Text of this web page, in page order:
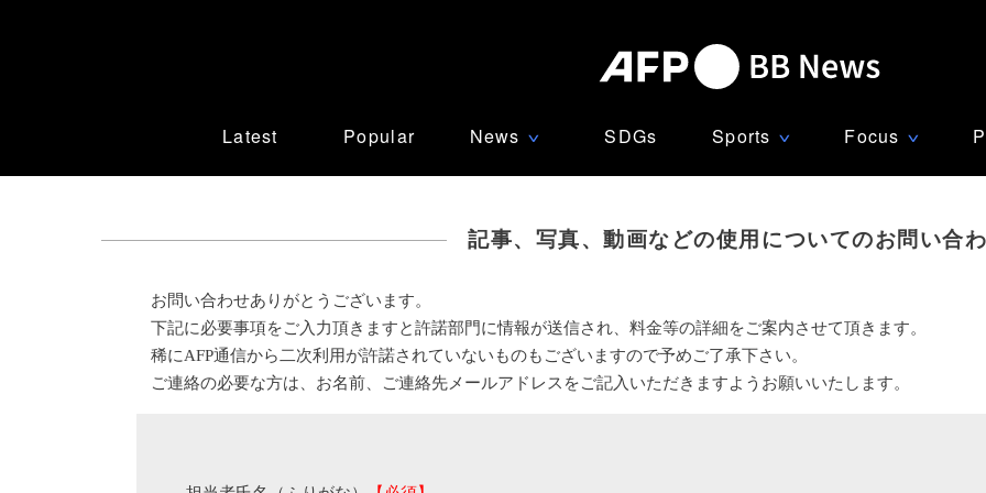
Latest Popular News ∨ SDGs Sports ∨ Focus ∨
記事、写真、動画などの使用についてのお問い合
お問い合わせありがとうございます。
下記に必要事項をご入力頂きますと許諾部門に情報が送信され、料金等の詳細をご案内させて頂きます。
稀にAFP通信から二次利用が許諾されていないものもございますので予めご了承下さい。
ご連絡の必要な方は、お名前、ご連絡先メールアドレスをご記入いただきますようお願いいたします。